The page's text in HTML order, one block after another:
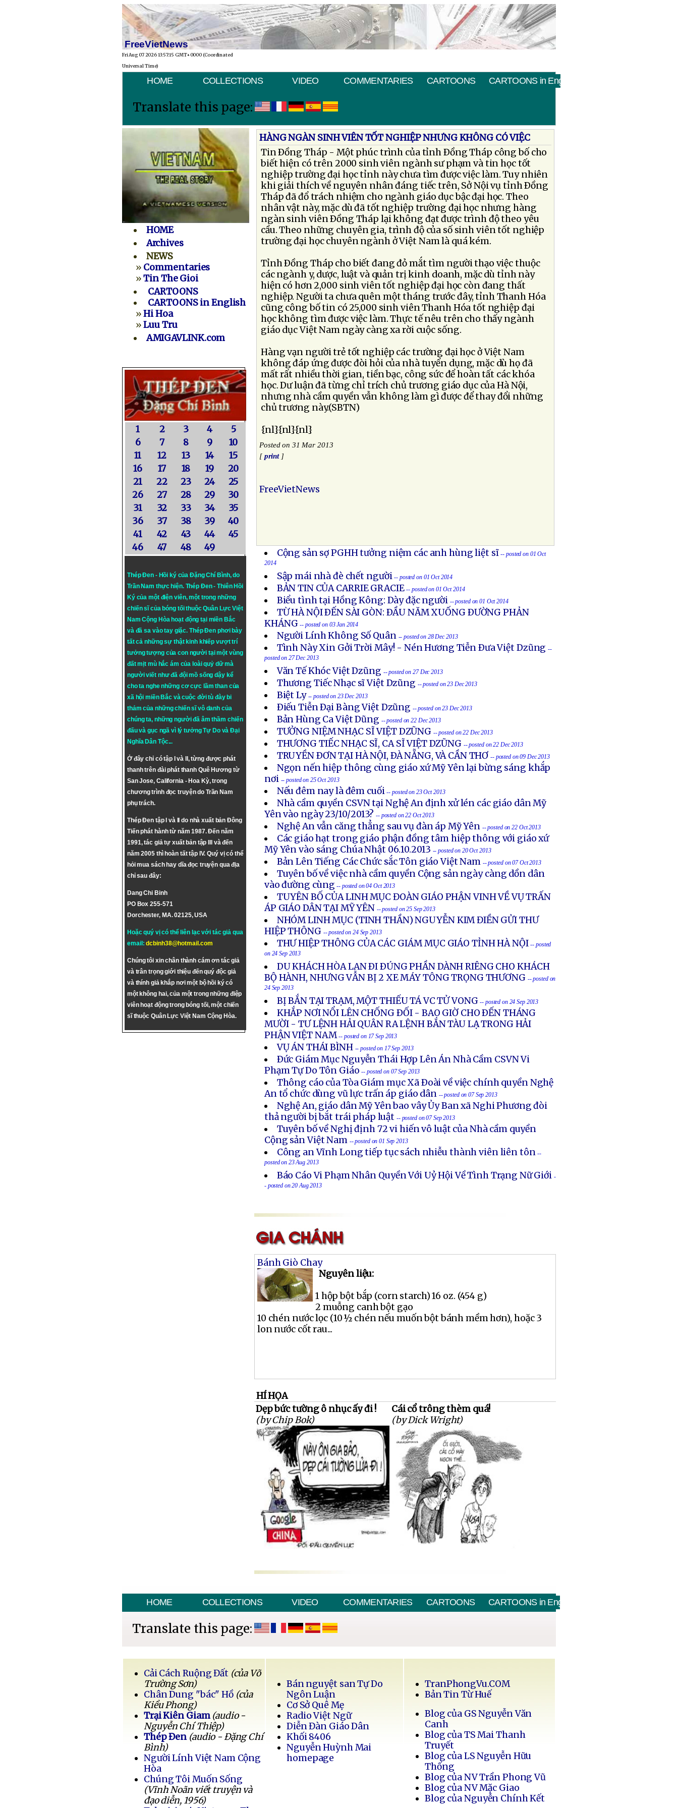
FreeVietNews
Fri Aug 07 2026 13:57:15 GMT+0000 (Coordinated
Universal Time)
HOME COLLECTIONS VIDEO COMMENTARIES CARTOONS CARTOONS in English
Translate this page:
HOME
Archives
NEWS
» Commentaries
»Tin The Gioi
CARTOONS
CARTOONS in English
»Hi Hoa
»Luu Tru
AMIGAVLINK.com
1 2 3 4
5
6
7 8 9
10
11
12 13 14
15
16
17 18 19
20
21
22 23 24
25
26
27 28 29
30
31
32 33 34
35
36
37 38 39
40
41
42 43 44
45
46
47 48 49
Thép Đen - Hồi ký của Đặng Chí Bình, do
Trần Nam thực hiện. Thép Đen- Thiên Hồi
Ký của một điện viên, một trong những
chiến sĩ của bóng tối thuộc Quân Lực Việt
Nam Cộng Hòa hoạt động tại miền Bắc
và đã sa vào tay giặc. Thép Đen phơi bày
tất cả những sự thật kinh khiếp vượt trí
tưởng tượng của con người tại một vùng
đất mịt mù hắc ám của loài quỷ dữ mà
người viết như đã đội mồ sống dậy kể
cho ta nghe những cơ cực lầm than của
xã hội miền Bắc và cuộc đời tù đày bi
thảm của những chiến sĩ vô danh của
chúng ta, những người đã âm thầm chiến
đấu và gục ngã vì lý tưởngTự DovàĐại
Nghĩa Dân Tộc...
Ở đây chỉ có tập I và II, từng được phát
thanh trên đài phát thanh Quê Hương từ
San Jose, California - Hoa Kỳ, trong
chương trình đọc truyện do Trần Nam
phụ trách.
Thép Đen tập I và II do nhà xuất bản Đông
Tiến phát hành từ năm 1987. Đến năm
1991, tác giả tự xuất bản tập III và đến
năm 2005 thì hoàn tất tập IV. Quý vị có thể
hỏi mua sách hay dĩa đọc truyện qua địa
chỉ sau đây:
Dang Chi Binh
PO Box 255-571
Dorchester, MA. 02125, USA
Hoặc quý vị có thể liên lạc với tác giả qua
email:dcbinh38@hotmail.com
Chúng tôi xin chân thành cám ơn tác giả
và trân trọng giới thiệu đến quý độc giả
và thính giả khắp nơi một bộ hồi ký có
một không hai, của một trong những điệp
viên hoạt động trong bóng tối, một chiến
sĩ thuộc Quân Lực Việt Nam Cộng Hòa.
HÀNG NGÀN SINH VIÊN TỐT NGHIỆP NHƯNG KHÔNG CÓ VIỆC
Tin Ðồng Tháp - Một phúc trình của tỉnh Ðồng Tháp công bố cho
biết hiện có trên 2000 sinh viên ngành sư phạm và tin học tốt
nghiệp trường đại học tỉnh này chưa tìm được việc làm. Tuy nhiên
khi giải thích về nguyên nhân đáng tiếc trên, Sở Nội vụ tỉnh Ðồng
Tháp đã đổ trách nhiệm cho ngành giáo dục bậc đại học. Theo
nhân vật này, mặc dù đã tốt nghiệp trường đại học nhưng hàng
ngàn sinh viên Ðồng Tháp lại không đạt được trình độ theo yêu
cầu. Theo những chuyên gia, trình độ của số sinh viên tốt nghiệp
trường đại học chuyên ngành ở Việt Nam là quá kém.
Tỉnh Ðồng Tháp cho biết đang đỏ mắt tìm người thạo việc thuộc
các ngành y, dược, luật và quản trị kinh doanh, mặc dù tỉnh này
hiện có hơn 2,000 sinh viên tốt nghiệp đại học còn đang thất
nghiệp. Người ta chưa quên một tháng trước đây, tỉnh Thanh Hóa
cũng công bố tin có 25,000 sinh viên Thanh Hóa tốt nghiệp đại
học không tìm được việc làm. Thực tế nêu trên cho thấy ngành
giáo dục Việt Nam ngày càng xa rời cuộc sống.
Hàng vạn người trẻ tốt nghiệp các trường đại học ở Việt Nam
không đáp ứng được đòi hỏi của nhà tuyển dụng, mặc dù họ đã
mất rất nhiều thời gian, tiền bạc, công sức để hoàn tất các khóa
học. Dư luận đã từng chỉ trích chủ trương giáo dục của Hà Nội,
nhưng nhà cầm quyền vẫn không làm gì được để thay đổi những
chủ trương này.(SBTN)
{nl}{nl}{nl}
Posted on 31 Mar 2013
[print]
FreeVietNews
Cộng sản sợ PGHH tưởng niệm các anh hùng liệt sĩ -- posted on 01 Oct
2014
Sập mái nhà đè chết người -- posted on 01 Oct 2014
BẢN TIN CỦA CARRIE GRACIE-- posted on 01 Oct 2014
Biểu tình tại Hồng Kông: Dày đặc người -- posted on 01 Oct 2014
TỪ HÀ NỘI ÐẾN SÀI GÒN: ÐẦU NĂM XUỐNG ÐƯỜNG PHẢN
KHÁNG-- posted on 03 Jan 2014
Người Lính Không Số Quân -- posted on 28 Dec 2013
Tình Này Xin Gởi Trời Mây! - Nén Hương Tiễn Ðưa Việt Dzũng --
posted on 27 Dec 2013
Văn Tế Khóc Việt Dzũng -- posted on 27 Dec 2013
Thương Tiếc Nhạc sĩ Việt Dzũng -- posted on 23 Dec 2013
Biệt Ly -- posted on 23 Dec 2013
Ðiếu Tiễn Ðại Bàng Việt Dzũng -- posted on 23 Dec 2013
Bản Hùng Ca Việt Dũng -- posted on 22 Dec 2013
TƯỞNG NIỆM NHẠC SĨ VIỆT DZŨNG -- posted on 22 Dec 2013
THƯƠNG TIẾC NHẠC SĨ, CA SĨ VIỆT DZŨNG -- posted on 22 Dec 2013
TRUYỀN ÐƠN TẠI HÀ NỘI, ÐÀ NẴNG, VÀ CẦN THƠ -- posted on 09 Dec 2013
Ngọn nến hiệp thông cùng giáo xứ Mỹ Yên lại bừng sáng khắp
nơi -- posted on 25 Oct 2013
Nếu đêm nay là đêm cuối -- posted on 23 Oct 2013
Nhà cầm quyền CSVN tại Nghệ An định xử lén các giáo dân Mỹ
Yên vào ngày 23/10/2013?-- posted on 22 Oct 2013
Nghệ An vẫn căng thẳng sau vụ đàn áp Mỹ Yên -- posted on 22 Oct 2013
Các giáo hạt trong giáo phận đồng tâm hiệp thông với giáo xứ
Mỹ Yên vào sáng Chúa Nhật 06.10.2013 -- posted on 20 Oct 2013
Bản Lên Tiếng Các Chức sắc Tôn giáo Việt Nam -- posted on 07 Oct 2013
Tuyên bố về việc nhà cầm quyền Cộng sản ngày càng dồn dân
vào đường cùng -- posted on 04 Oct 2013
TUYÊN BỐ CỦA LINH MỤC ĐOÀN GIÁO PHẬN VINH VỀ VỤ TRẤN
ÁP GIÁO DÂN TẠI MỸ YÊN -- posted on 25 Sep 2013
NHÓM LINH MỤC (TINH THẦN) NGUYỄN KIM ĐIỀN GỬI THƯ
HIỆP THÔNG -- posted on 24 Sep 2013
THƯ HIỆP THÔNG CỦA CÁC GIÁM MỤC GIÁO TỈNH HÀ NỘI -- posted
on 24 Sep 2013
DU KHÁCH HÒA LAN ÐI ÐÚNG PHẦN DÀNH RIÊNG CHO KHÁCH
BỘ HÀNH, NHƯNG VẪN BỊ 2 XE MÁY TÔNG TRỌNG THƯƠNG -- posted on
24 Sep 2013
BỊ BẮN TẠI TRẠM, MỘT THIẾU TÁ VC TỬ VONG -- posted on 24 Sep 2013
KHẮP NƠI NỔI LÊN CHỐNG ÐỐI - BAO GIỜ CHO ÐẾN THÁNG
MƯỜI - TƯ LỆNH HẢI QUÂN RA LỆNH BẮN TÀU LẠ TRONG HẢI
PHẬN VIỆT NAM-- posted on 17 Sep 2013
VỤ ÁN THÁI BÌNH -- posted on 17 Sep 2013
Ðức Giám Mục Nguyễn Thái Hợp Lên Án Nhà Cầm CSVN Vi
Phạm Tự Do Tôn Giáo -- posted on 07 Sep 2013
Thông cáo của Tòa Giám mục Xã Ðoài về việc chính quyền Nghệ
An tổ chức dùng vũ lực trấn áp giáo dân -- posted on 07 Sep 2013
Nghệ An, giáo dân Mỹ Yên bao vây Ủy Ban xã Nghi Phương đòi
thả người bị bắt trái pháp luật -- posted on 07 Sep 2013
Tuyên bố về Nghị định 72 vi hiến vô luật của Nhà cầm quyền
Cộng sản Việt Nam -- posted on 01 Sep 2013
Công an Vĩnh Long tiếp tục sách nhiễu thành viên liên tôn --
posted on 23 Aug 2013
Báo Cáo Vi Phạm Nhân Quyền Với Uỷ Hội Về Tình Trạng Nữ Giới -
- posted on 20 Aug 2013
Bánh Giò Chay
Nguyên liệu:
1 hộp bột bắp (corn starch) 16 oz. (454 g)
2 muỗng canh bột gạo
10 chén nước lọc (10 ½ chén nếu muốn bột bánh mềm hơn), hoặc 3
lon nước cốt rau...
HÍ HỌA
Dẹp bức tường ô nhục ấy đi !
(by Chip Bok)
Cái cổ trông thèm quá!
(by Dick Wright)
HOME COLLECTIONS VIDEO COMMENTARIES CARTOONS CARTOONS in English
Translate this page:
Cải Cách Ruộng Đất (của Võ
Trường Sơn)
Chân Dung "bác" Hồ (của
Kiều Phong)
Trại Kiên Giam (audio -
Nguyễn Chí Thiệp)
Thép Đen (audio - Đặng Chí
Bình)
Người Lính Việt Nam Cộng
Hòa
Chúng Tôi Muốn Sống
(Vĩnh Noãn viết truyện và
đạo diễn, 1956)
Bán nguyệt san Tự Do
Ngôn Luận
Cơ Sở Quê Mẹ
Radio Việt Ngữ
Diễn Đàn Giáo Dân
Khối 8406
Nguyễn Huỳnh Mai
homepage
TranPhongVu.COM
Bản Tin Từ Huế
Blog của GS Nguyễn Văn
Canh
Blog của TS Mai Thanh
Truyết
Blog của LS Nguyễn Hữu
Thống
Blog của NV Trần Phong Vũ
Blog của NV Mặc Giao
Blog của Nguyễn Chính Kết